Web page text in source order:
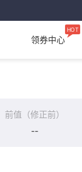
领券中心
HOT
前值（修正前）
--